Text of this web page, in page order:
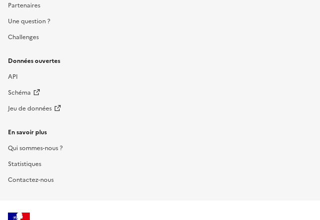
Partenaires
Une question ?
Challenges
Données ouvertes
API
Schéma
Jeu de données
En savoir plus
Qui sommes-nous ?
Statistiques
Contactez-nous